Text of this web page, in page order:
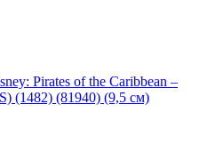
Pirates of the Caribbean –
(1482) (81940) (9,5 см)